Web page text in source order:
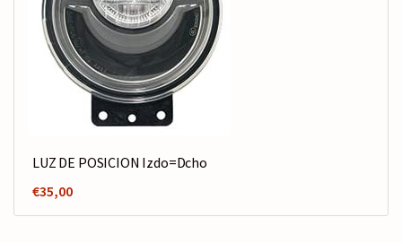
LUZ DE POSICION Izdo=Dcho
€35,00